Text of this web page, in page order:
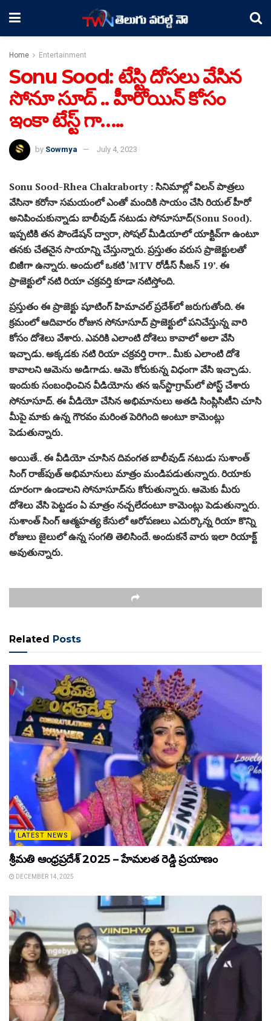
Home Entertainment
Sonu Sood: టేస్టి దోసలు వేసిన
సోనూ సూద్ .. హీరోయిన్ కోసం
ఇంకా టేస్ట్ గా…..
by Sowmya July 4, 2023
Sonu Sood-Rhea Chakraborty : సినిమాల్లో విల‌న్ పాత్ర‌లు
వేసినా క‌రోనా స‌మ‌యంలో ఎంతో మందికి సాయం చేసి రియ‌ల్ హీరో
అనిపించుకున్నాడు బాలీవుడ్ న‌టుడు సోనూసూద్‌(Sonu Sood).
ఇప్ప‌టికి త‌న పౌండేష‌న్ ద్వారా, సోష‌ల్ మీడియాలో యాక్టివ్‌గా ఉంటూ
త‌న‌కు చేత‌నైన సాయాన్ని చేస్తున్నారు. ప్ర‌స్తుతం వ‌రుస ప్రాజెక్టుల‌తో
బిజీగా ఉన్నారు. అందులో ఒక‌టి ‘MTV రోడీస్‌ సీజన్ 19’. ఈ
ప్రాజెక్టులో న‌టి రియా చ‌క్ర‌వ‌ర్తి కూడా న‌టిస్తోంది.
ప్ర‌స్తుతం ఈ ప్రాజెక్టు షూటింగ్ హిమాచ‌ల్ ప్ర‌దేశ్‌లో జ‌రుగుతోంది. ఈ
క్ర‌మంలో ఆదివారం రోజున సోనూసూద్ ప్రాజెక్టులో ప‌నిచేస్తున్న వారి
కోసం దోశెలు వేశారు. ఎవ‌రికి ఎలాంటి దోశెలు కావాలో అలా వేసి
ఇచ్చాడు. అక్క‌డ‌కు న‌టి రియా చ‌క్ర‌వ‌ర్తి రాగా.. మీకు ఎలాంటి దోశె
కావాల‌ని ఆమెను అడిగాడు. ఆమె కోరుకున్న విధంగా వేసి ఇచ్చాడు.
ఇందుకు సంబంధించిన వీడియోను త‌న ఇన్‌స్టాగ్రామ్‌లో పోస్ట్ చేశారు
సోనూసూద్‌. ఈ వీడియో చేసిన అభిమానులు అత‌డి సింప్లిసిటీని చూసి
మీపై మాకు ఉన్న గౌర‌వం మ‌రింత పెరిగింది అంటూ కామెంట్లు
పెడుతున్నారు.
అయితే.. ఈ వీడియో చూసిన దివంగ‌త బాలీవుడ్ న‌టుడు సుశాంత్
సింగ్ రాజ్‌పుత్ అభిమానులు మాత్రం మండిప‌డుతున్నారు. రియాకు
దూరంగా ఉండాల‌ని సోనూసూద్‌ను కోరుతున్నారు. ఆమెకు మీరు
దోశెలు వేసి పెట్ట‌డం ఏ మాత్రం న‌చ్చ‌లేదంటూ కామెంట్లు పెడుతున్నారు.
సుశాంత్ సింగ్ ఆత్మ‌హ‌త్య కేసులో ఆరోప‌ణ‌లు ఎదుర్కొన్న రియా కొన్ని
రోజులు జైలులో ఉన్న సంగ‌తి తెలిసిందే. అందుక‌నే వారు ఇలా రియాక్ట్
అవుతున్నారు.
Related Posts
LATEST NEWS
శ్రీమతి ఆంధ్రప్రదేశ్ 2025 – హేమలత రెడ్డి ప్రయాణం
DECEMBER 14, 2025